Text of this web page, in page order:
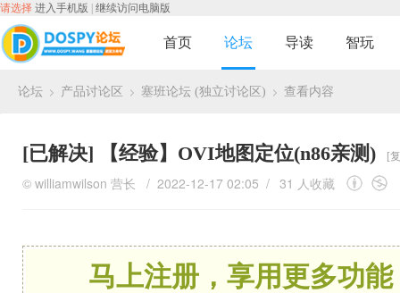
请选择 进入手机版 继续访问电脑版
首页 论坛 导读 智玩
论坛 产品讨论区 塞班论坛 (独立讨论区) 查看内容
[已解决] 【经验】OVI地图定位(n86亲测) [
© williamwilson 营长 / 2022-12-17 02:05 / 31 人收藏
马上注册，享用更多功